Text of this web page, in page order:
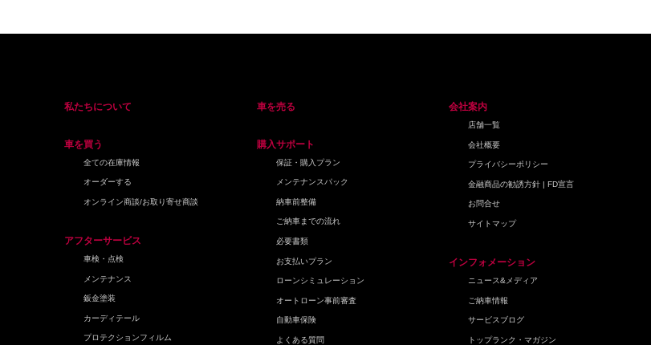
私たちについて
車を買う
全ての在庫情報
オーダーする
オンライン商談/お取り寄せ商談
アフターサービス
車検・点検
メンテナンス
鈑金塗装
カーディテール
プロテクションフィルム
車を売る
購入サポート
保証・購入プラン
メンテナンスパック
納車前整備
ご納車までの流れ
必要書類
お支払いプラン
ローンシミュレーション
オートローン事前審査
自動車保険
よくある質問
会社案内
店舗一覧
会社概要
プライバシーポリシー
金融商品の勧誘方針 | FD宣言
お問合せ
サイトマップ
インフォメーション
ニュース&メディア
ご納車情報
サービスブログ
トップランク・マガジン